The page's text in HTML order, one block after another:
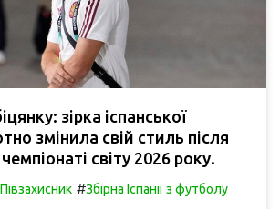
зірка іспанської
змінила свій стиль після
світу 2026 року.
Півзахисник #Збірна Іспанії з футболу